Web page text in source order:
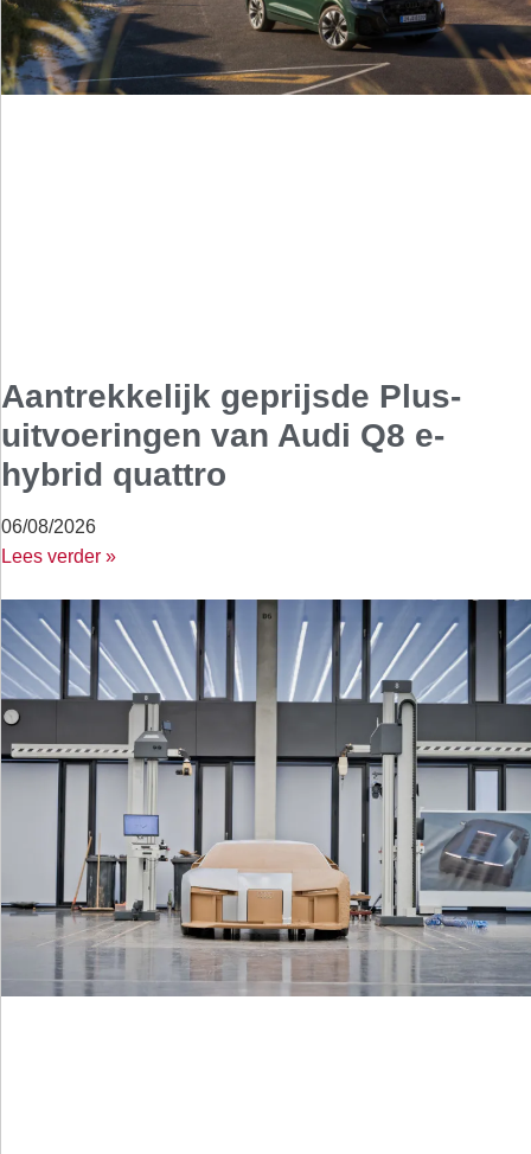
Aantrekkelijk geprijsde Plus-
uitvoeringen van Audi Q8 e-
hybrid quattro
06/08/2026
Lees verder »